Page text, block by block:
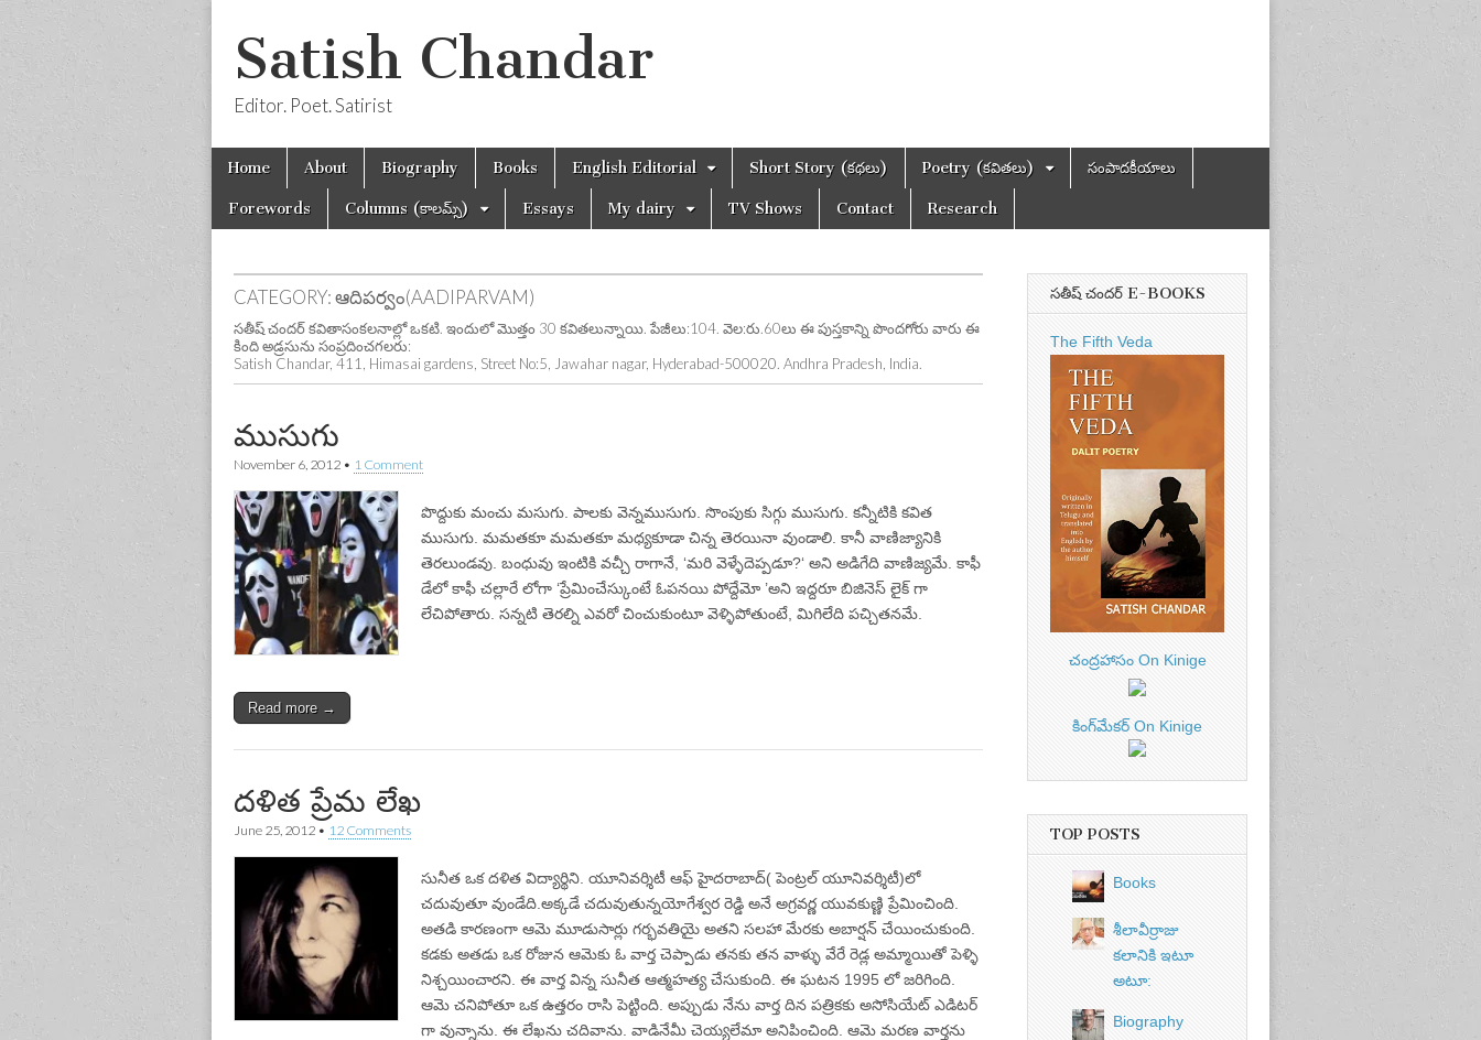
Satish Chandar
Editor. Poet. Satirist
Main
Skip
content
Home About Biography Books English Editorial Short Story (కథలు) Poetry (కవితలు) సంపాదకీయాలు
Forewords Columns (కాలమ్స్) Essays My dairy TV Shows Contact Research
CATEGORY:ఆదిపర్వం(AADIPARVAM)
సతీష్ చందర్ కవితాసంకలనాల్లో ఒకటి. ఇందులో మొత్తం 30 కవితలున్నాయి. పేజీలు:104. వెల:రు.60లు ఈ పుస్తకాన్ని పొందగోరు వారు ఈ
కింది అడ్రసును సంప్రదించగలరు:
Satish Chandar, 411, Himasai gardens, Street No:5, Jawahar nagar, Hyderabad-500020. Andhra Pradesh, India.
ముసుగు
November 6, 2012 • 1 Comment
పొద్దుకు మంచు మసుగు. పాలకు వెన్నముసుగు. సొంపుకు సిగ్గు ముసుగు. కన్నీటికి కవిత
ముసుగు. మమతకూ మమతకూ మధ్యకూడా చిన్న తెరయినా వుండాలి. కానీ వాణిజ్యానికి
తెరలుండవు. బంధువు ఇంటికి వచ్చీ రాగానే, ‘మరి వెళ్ళేదెప్పడూ?‘ అని అడిగేది వాణిజ్యమే. కాఫీ
డేలో కాఫీ చల్లారే లోగా ‘ప్రేమించేస్కుంటే ఓపనయి పోద్దేమో ’అని ఇద్దరూ బిజినెస్ లైక్ గా
లేచిపోతారు. సన్నటి తెరల్ని ఎవరో చించుకుంటూ వెళ్ళిపోతుంటే, మిగిలేది పచ్చితనమే.
Read more →
దళిత ప్రేమ లేఖ
June 25, 2012 • 12 Comments
సునీత ఒక దళిత విద్యార్థిని. యూనివర్శిటీ ఆఫ్ హైదరాబాద్( పెంట్రల్ యూనివర్శిటీ)లో
చదువుతూ వుండేది.అక్కడే చదువుతున్నయోగేశ్వర రెడ్డి అనే అగ్రవర్ణ యువకుణ్ణి ప్రేమించింది.
అతడి కారణంగా ఆమె మూడుసార్లు గర్భవతియై అతని సలహా మేరకు అబార్షన్ చేయించుకుంది.
కడకు అతడు ఒక రోజున ఆమెకు ఓ వార్త చెప్పాడు తనకు తన వాళ్ళు వేరే రెడ్ల అమ్మాయితో పెళ్ళి
నిశ్చయించారని. ఈ వార్త విన్న సునీత ఆత్మహత్య చేసుకుంది. ఈ ఘటన 1995 లో జరిగింది.
ఆమె చనిపోతూ ఒక ఉత్తరం రాసి పెట్టింది. అప్పుడు నేను వార్త దిన పత్రికకు అసోసియేట్ ఎడిటర్
గా వున్నాను. ఈ లేఖను చదివాను. వాడినేమీ చెయ్యలేమా అనిపించింది. ఆమె మరణ వార్తను
సతీష్ చందర్ E-BOOKS
The Fifth Veda
చంద్రహాసం On Kinige
కింగ్‌మేకర్ On Kinige
TOP POSTS
Books
శీలావీర్రాజు
కలానికి ఇటూ
అటూ:
Biography